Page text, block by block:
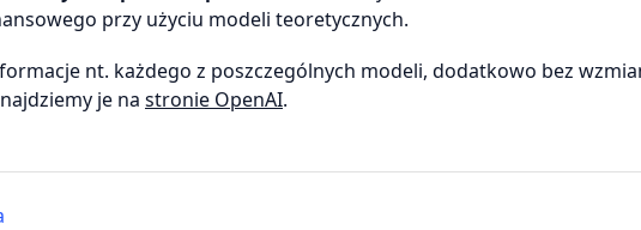
przy użyciu modeli teoretycznych.
nt. każdego z poszczególnych modeli, dodatkowo bez
je na stronie OpenAI.